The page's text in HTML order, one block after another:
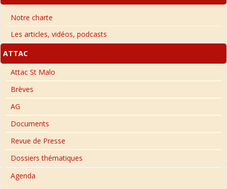
Notre charte
Les articles, vidéos, podcasts
ATTAC
Attac St Malo
Brèves
AG
Documents
Revue de Presse
Dossiers thématiques
Agenda